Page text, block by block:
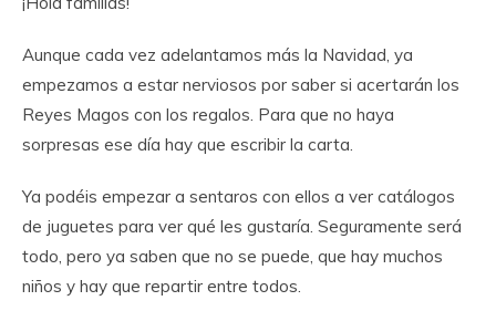
Aunque cada vez adelantamos más la Navidad, ya
empezamos a estar nerviosos por saber si acertarán los
Reyes Magos con los regalos. Para que no haya
sorpresas ese día hay que escribir la carta.
Ya podéis empezar a sentaros con ellos a ver catálogos
de juguetes para ver qué les gustaría. Seguramente será
todo, pero ya saben que no se puede, que hay muchos
niños y hay que repartir entre todos.